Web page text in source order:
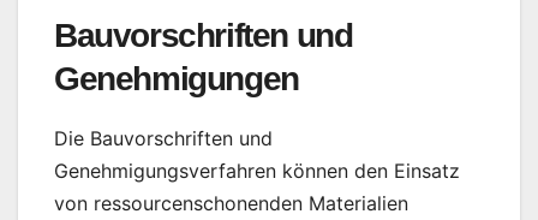
Bauvorschriften und
Genehmigungen
Die Bauvorschriften und
Genehmigungsverfahren können den Einsatz
von ressourcenschonenden Materialien